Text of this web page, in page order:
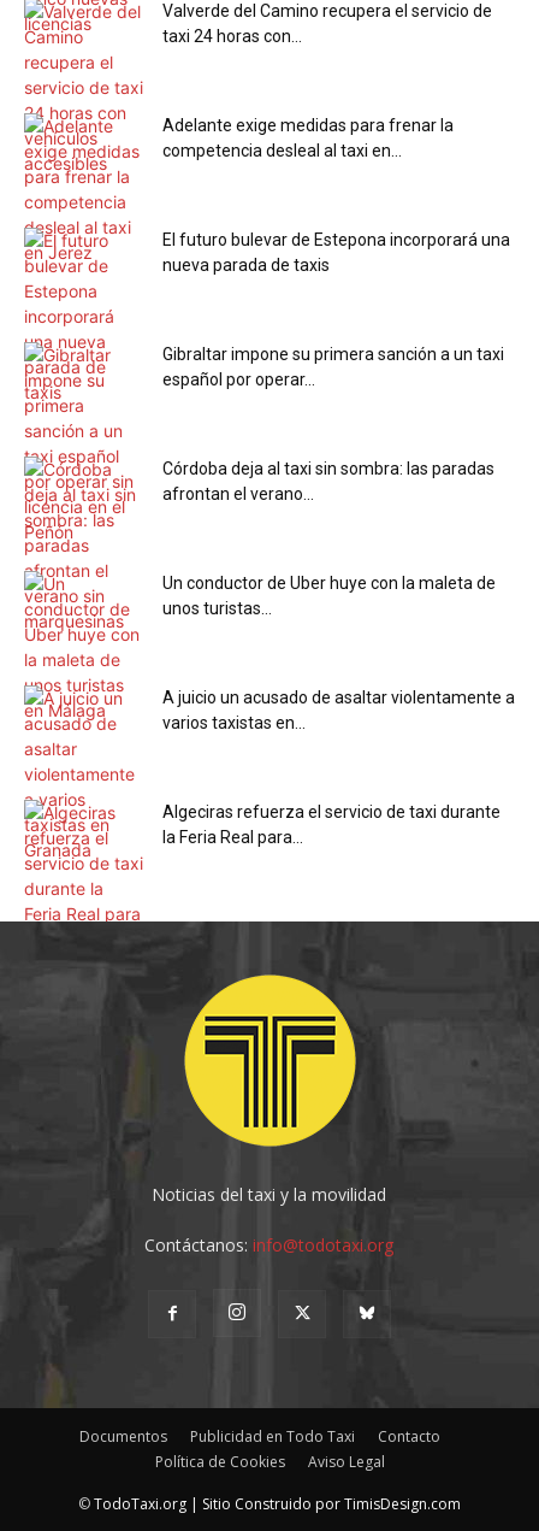
Valverde del Camino recupera el servicio de
taxi 24 horas con...
Adelante exige medidas para frenar la
competencia desleal al taxi en...
El futuro bulevar de Estepona incorporará una
nueva parada de taxis
Gibraltar impone su primera sanción a un taxi
español por operar...
Córdoba deja al taxi sin sombra: las paradas
afrontan el verano...
Un conductor de Uber huye con la maleta de
unos turistas...
A juicio un acusado de asaltar violentamente a
varios taxistas en...
Algeciras refuerza el servicio de taxi durante
la Feria Real para...
Noticias del taxi y la movilidad
Contáctanos:info@todotaxi.org
Documentos Publicidad en Todo Taxi
Contacto
Política de Cookies
Aviso Legal
©TodoTaxi.org | Sitio Construido porTimisDesign.com